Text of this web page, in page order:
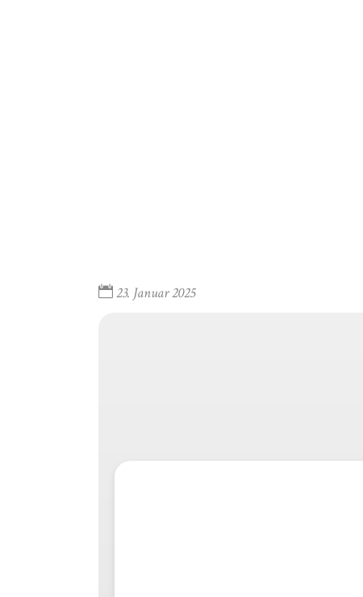
23. Januar 2025